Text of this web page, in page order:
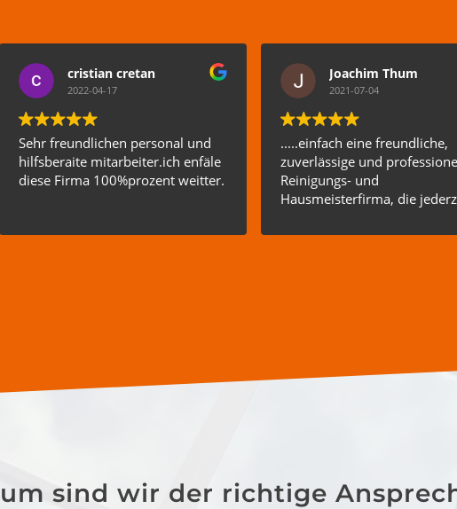
cristian cretan
2022-04-17
Sehr freundlichen personal und
hilfsberaite mitarbeiter.ich enfäle
diese Firma 100%prozent weitter.
Joachim Thum
2021-07-04
.....einfach eine freundliche,
zuverlässige und
Reinigungs- und
Hausmeisterfirma, die
sind wir der richtige